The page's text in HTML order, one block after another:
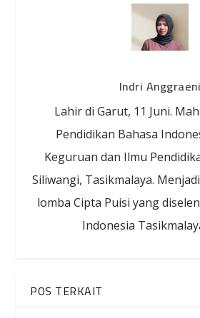
Indri Anggraeni
Lahir di Garut, 11 Juni.
Pendidikan Bahasa
Keguruan dan Ilmu
Siliwangi, Tasikmalaya.
lomba Cipta Puisi yang
Indonesia
POS TERKAIT